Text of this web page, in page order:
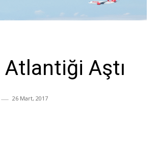
Atlantiği Aştı
26 Mart, 2017